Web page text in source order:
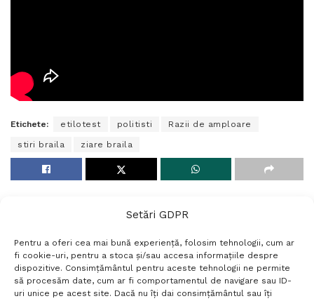
Setări GDPR
Pentru a oferi cea mai bună experiență, folosim tehnologii, cum ar
fi cookie-uri, pentru a stoca și/sau accesa informațiile despre
dispozitive. Consimțământul pentru aceste tehnologii ne permite
să procesăm date, cum ar fi comportamentul de navigare sau ID-
uri unice pe acest site. Dacă nu îți dai consimțământul sau îți
Etichete: etilotest politisti Razii de amploare
stiri braila ziare braila